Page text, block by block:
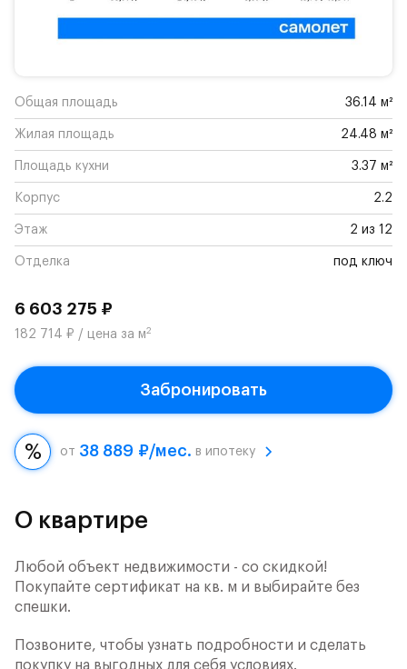
Общая площадь 36.14 м²
Жилая площадь 24.48 м²
Площадь кухни 3.37 м²
Корпус 2.2
Этаж 2 из 12
Отделка под ключ
6 603 275 ₽
182 714 ₽ / цена за м2
Забронировать
от 38 889 ₽/мес. в ипотеку
О квартире
Любой объект недвижимости - со скидкой!
Покупайте сертификат на кв. м и выбирайте без
спешки.
Позвоните, чтобы узнать подробности и сделать
покупку на выгодных для себя условиях.